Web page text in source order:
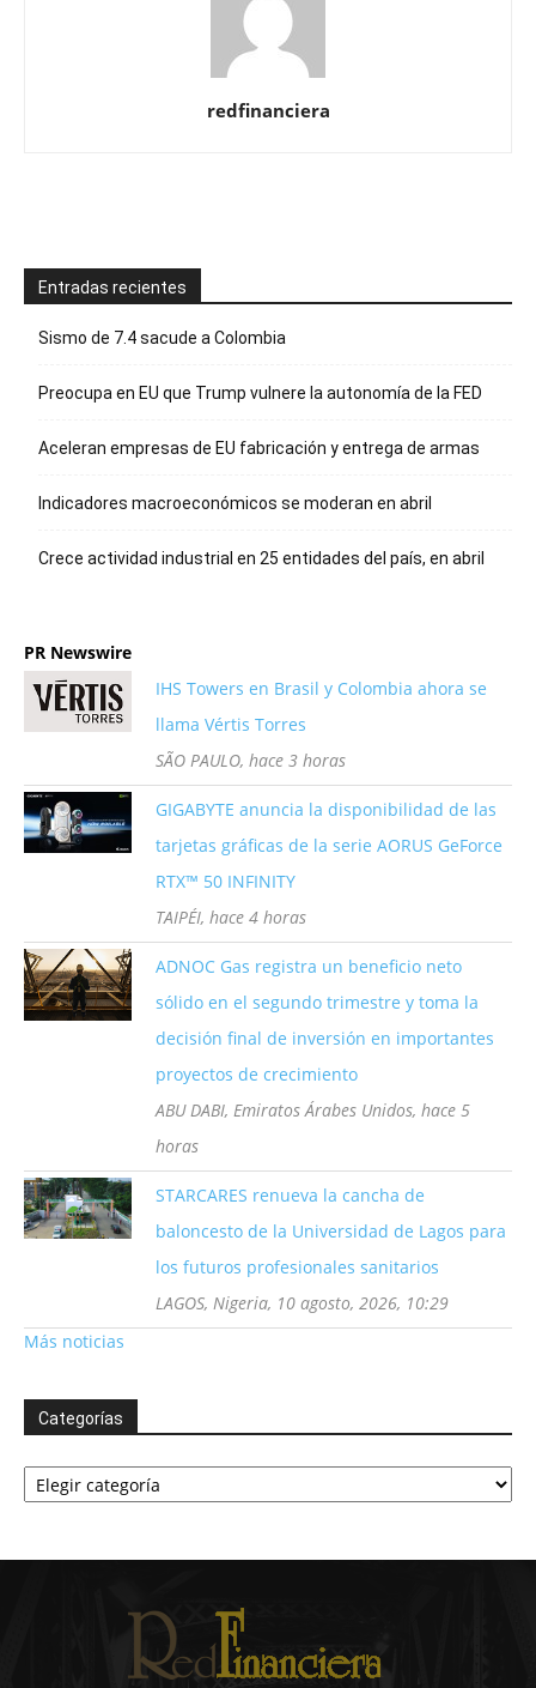
redfinanciera
Entradas recientes
Sismo de 7.4 sacude a Colombia
Preocupa en EU que Trump vulnere la autonomía de la FED
Aceleran empresas de EU fabricación y entrega de armas
Indicadores macroeconómicos se moderan en abril
Crece actividad industrial en 25 entidades del país, en abril
PR Newswire
IHS Towers en Brasil y Colombia ahora se
llama Vértis Torres
SÃO PAULO, hace 3 horas
GIGABYTE anuncia la disponibilidad de las
tarjetas gráficas de la serie AORUS GeForce
RTX™ 50 INFINITY
TAIPÉI, hace 4 horas
ADNOC Gas registra un beneficio neto
sólido en el segundo trimestre y toma la
decisión final de inversión en importantes
proyectos de crecimiento
ABU DABI, Emiratos Árabes Unidos, hace 5
horas
STARCARES renueva la cancha de
baloncesto de la Universidad de Lagos para
los futuros profesionales sanitarios
LAGOS, Nigeria, 10 agosto, 2026, 10:29
Más noticias
Categorías
Categorías